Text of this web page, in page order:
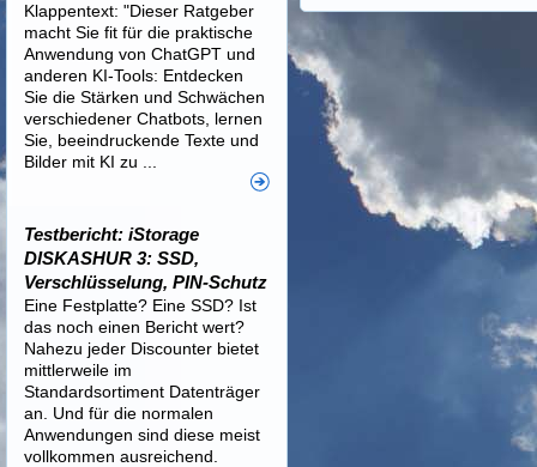
Klappentext: "Dieser Ratgeber
macht Sie fit für die praktische
Anwendung von ChatGPT und
anderen KI-Tools: Entdecken
Sie die Stärken und Schwächen
verschiedener Chatbots, lernen
Sie, beeindruckende Texte und
Bilder mit KI zu ...
Testbericht: iStorage
DISKASHUR 3: SSD,
Verschlüsselung, PIN-Schutz
Eine Festplatte? Eine SSD? Ist
das noch einen Bericht wert?
Nahezu jeder Discounter bietet
mittlerweile im
Standardsortiment Datenträger
an. Und für die normalen
Anwendungen sind diese meist
vollkommen ausreichend.